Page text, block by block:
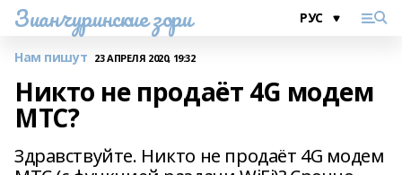
Зианчуринские зори
Нам пишут 23 АПРЕЛЯ 2020, 19:32
Никто не продаёт 4G модем
МТС?
Здравствуйте. Никто не продаёт 4G модем